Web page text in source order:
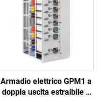
Armadio elettrico GPM1 a
doppia uscita estraibile a